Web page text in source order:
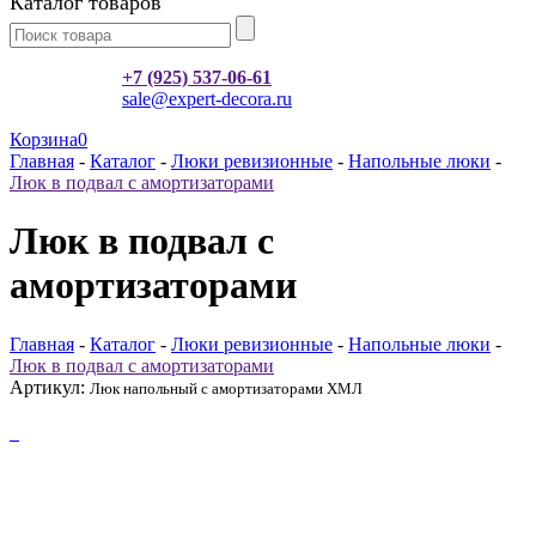
+7 (925) 537-06-61
sale@expert-decora.ru
Корзина0
Главная - Каталог - Люки ревизионные - Напольные люки -
Люк в подвал с амортизаторами
Люк в подвал с
амортизаторами
Главная - Каталог - Люки ревизионные - Напольные люки -
Люк в подвал с амортизаторами
Артикул: Люк напольный с амортизаторами ХМЛ